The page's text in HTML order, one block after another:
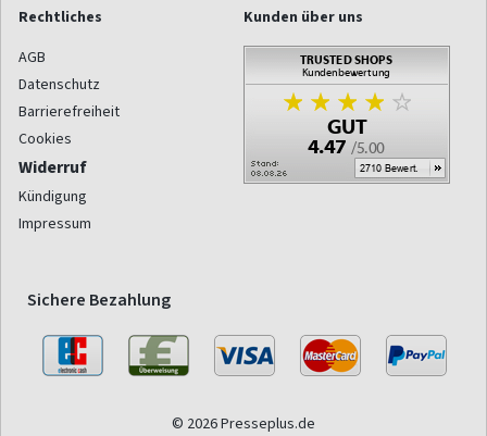
Rechtliches
AGB
Datenschutz
Barrierefreiheit
Cookies
Widerruf
Kündigung
Impressum
Kunden über uns
Sichere Bezahlung
© 2026 Presseplus.de